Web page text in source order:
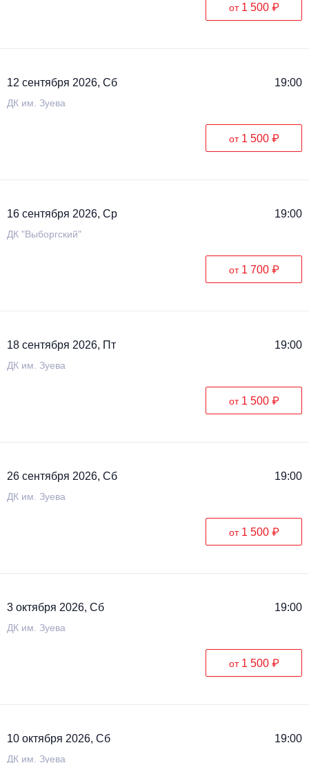
от 1 500 ₽
12 сентября 2026, Сб 19:00
ДК им. Зуева
от 1 500 ₽
16 сентября 2026, Ср 19:00
ДК "Выборгский"
от 1 700 ₽
18 сентября 2026, Пт 19:00
ДК им. Зуева
от 1 500 ₽
26 сентября 2026, Сб 19:00
ДК им. Зуева
от 1 500 ₽
3 октября 2026, Сб 19:00
ДК им. Зуева
от 1 500 ₽
10 октября 2026, Сб 19:00
ДК им. Зуева